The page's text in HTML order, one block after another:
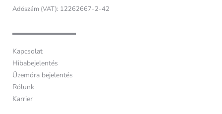
Adószám (VAT): 12262667-2-42
Kapcsolat
Hibabejelentés
Üzemóra bejelentés
Rólunk
Karrier